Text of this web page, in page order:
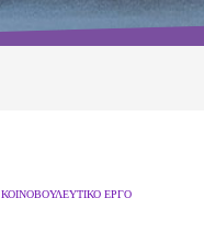
ΚΟΙΝΟΒΟΥΛΕΥΤΙΚΌ ΈΡΓΟ